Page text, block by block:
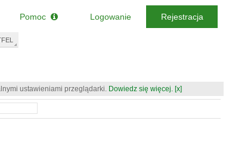
ustawieniami przeglądarki. Dowiedz się więcej. [x]
Pomoc Logowanie Rejestracja